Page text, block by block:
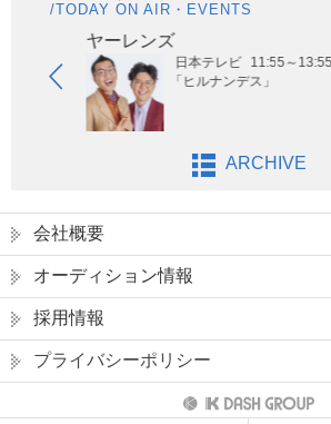
/TODAY ON AIR・EVENTS
ヤーレンズ
日本テレビ
11:55～13:55
「ヒルナンデス」
ARCHIVE
会社概要
オーディション情報
採用情報
プライバシーポリシー